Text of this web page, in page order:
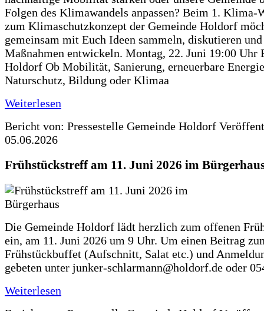
Folgen des Klimawandels anpassen? Beim 1. Klima-
zum Klimaschutzkonzept der Gemeinde Holdorf
gemeinsam mit Euch Ideen sammeln, diskutieren
Maßnahmen entwickeln. Montag, 22. Juni 19:00 Uhr
Holdorf Ob Mobilität, Sanierung, erneuerbare
Naturschutz, Bildung oder Klimaa
Weiterlesen
Bericht von: Pressestelle Gemeinde Holdorf
05.06.2026
Frühstückstreff am 11. Juni 2026 im
Die Gemeinde Holdorf lädt herzlich zum offenen
ein, am 11. Juni 2026 um 9 Uhr. Um einen Beitrag
Frühstückbuffet (Aufschnitt, Salat etc.) und
gebeten unter junker-schlarmann@holdorf.de oder
Weiterlesen